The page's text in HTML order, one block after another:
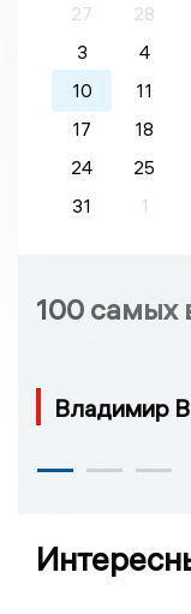
27
28
3
4
10
11
17
18
24
25
31
1
100 самых
Владимир